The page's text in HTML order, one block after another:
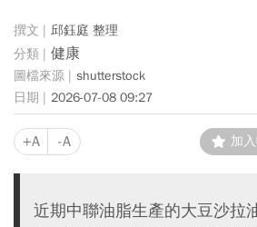
邱鈺庭 整理
健康
shutterstock
2026-07-08 09:27
+A -A 加
近期中聯油脂生產的大豆沙拉